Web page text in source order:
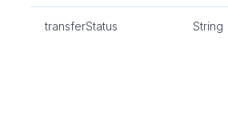
transferStatus String